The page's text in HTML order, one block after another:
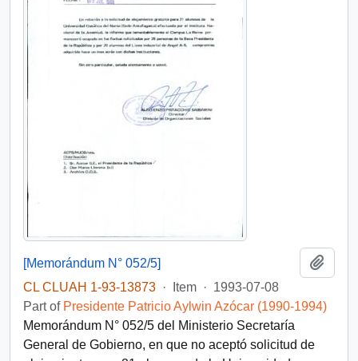
[Memorándum N° 052/5]
CL CLUAH 1-93-13873 · Item · 1993-07-08
Part of Presidente Patricio Aylwin Azócar (1990-1994)
Memorándum N° 052/5 del Ministerio Secretaría
General de Gobierno, en que no aceptó solicitud de